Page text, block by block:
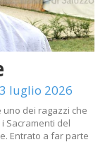
luglio 2026
uno dei ragazzi che
Sacramenti del
Entrato a far parte